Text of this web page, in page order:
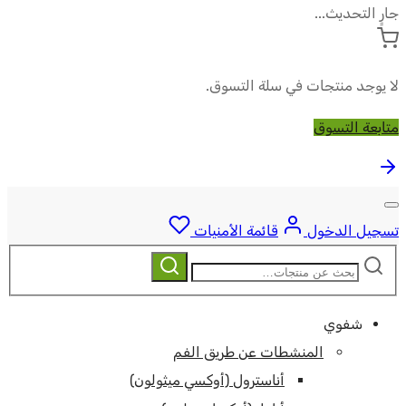
جارٍ التحديث...
لا يوجد منتجات في سلة التسوق.
متابعة التسوق
تسجيل الدخول
قائمة الأمنيات
ابحث
بحث
شفوي
المنشطات عن طريق الفم
أناسترول (أوكسي ميثولون)